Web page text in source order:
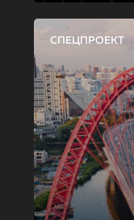
СПЕЦПРОЕКТ